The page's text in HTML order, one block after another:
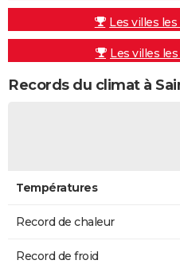
Les villes
Les villes
Records du climat à
Températures
Record de chaleur
Record de froid